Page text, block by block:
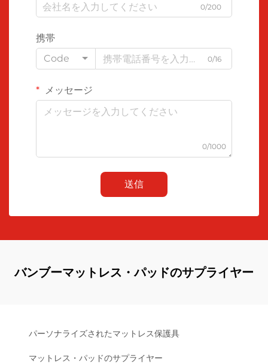
0/200
携帯
Code
0/16
メッセージ
0/1000
送信
バンブーマットレス・パッドのサプライヤー
パーソナライズされたマットレス保護具
マットレス・パッドのサプライヤー